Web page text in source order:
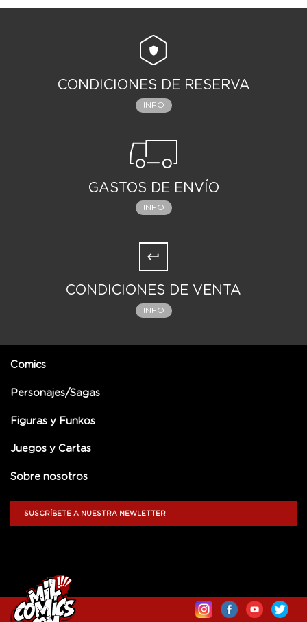
CONDICIONES DE RESERVA
INFO
GASTOS DE ENVÍO
INFO
CONDICIONES DE VENTA
INFO
Comics
Personajes/Sagas
Figuras y Funkos
Juegos y Cartas
Sobre nosotros
SUSCRÍBETE A NUESTRA NEWLETTER